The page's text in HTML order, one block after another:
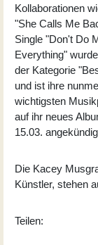
Kollaborationen
"She Calls Me
Single "Don't Do
Everything"
der Kategorie
und ist ihre
wichtigsten
auf ihr neues
15.03.
Die Kacey
Künstler, stehen
Teilen: